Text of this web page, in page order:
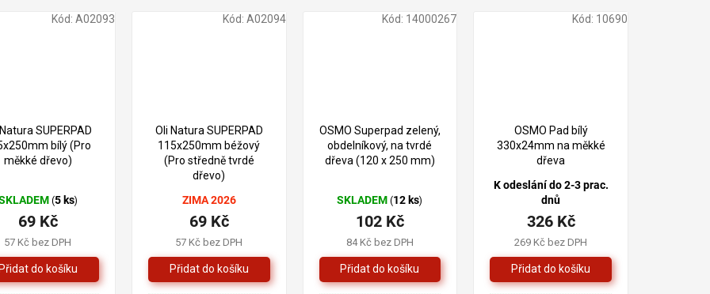
SUPERPAD
bílý (Pro
měkké dřevo)
(5 ks)
57 Kč bez DPH
69 Kč
Kód: A02093
Oli Natura SUPERPAD
115x250mm béžový
(Pro středně tvrdé
dřevo)
ZIMA 2026
57 Kč bez DPH
69 Kč
Kód: A02094
OSMO Superpad zelený,
obdelníkový, na tvrdé
dřeva (120 x 250 mm)
SKLADEM(12 ks)
84 Kč bez DPH
102 Kč
Kód: 14000267
OSMO Pad bílý
330x24mm na měkké
dřeva
K odeslání do 2-3 prac.
dnů
269 Kč bez DPH
326 Kč
Kód: 10690